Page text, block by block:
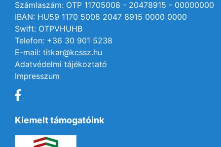
Számlaszám: OTP 11705008 - 20478915 - 00000000
IBAN: HU59 1170 5008 2047 8915 0000 0000
Swift: OTPVHUHB
Telefon: +36 30 901 5238
E-mail: titkar@kcssz.hu
Adatvédelmi tájékoztató
Impresszum
Kiemelt támogatóink